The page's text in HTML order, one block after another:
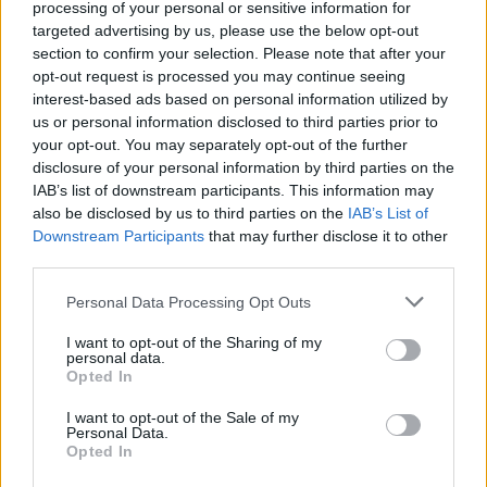
processing of your personal or sensitive information for
targeted advertising by us, please use the below opt-out
section to confirm your selection. Please note that after your
opt-out request is processed you may continue seeing
interest-based ads based on personal information utilized by
us or personal information disclosed to third parties prior to
your opt-out. You may separately opt-out of the further
disclosure of your personal information by third parties on the
IAB’s list of downstream participants. This information may
also be disclosed by us to third parties on the IAB’s List of
Downstream Participants that may further disclose it to other
Personal Data Processing Opt Outs
I want to opt-out of the Sharing of my
personal data.
Opted In
I want to opt-out of the Sale of my
Personal Data.
Opted In
PIÙ INFORMAZIONI SU
LEGGI GLI ALTRI ARTICOLI DI
SPORT
Selezioniamo per te
Il meglio di